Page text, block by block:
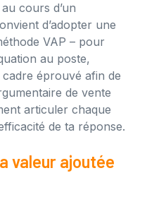
cours d’un
d’adopter une
VAP – pour
au poste,
éprouvé afin de
de vente
articuler chaque
de ta réponse.
valeur ajoutée